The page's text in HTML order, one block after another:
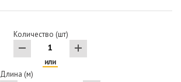
Количество (шт)
или
Длина (м)